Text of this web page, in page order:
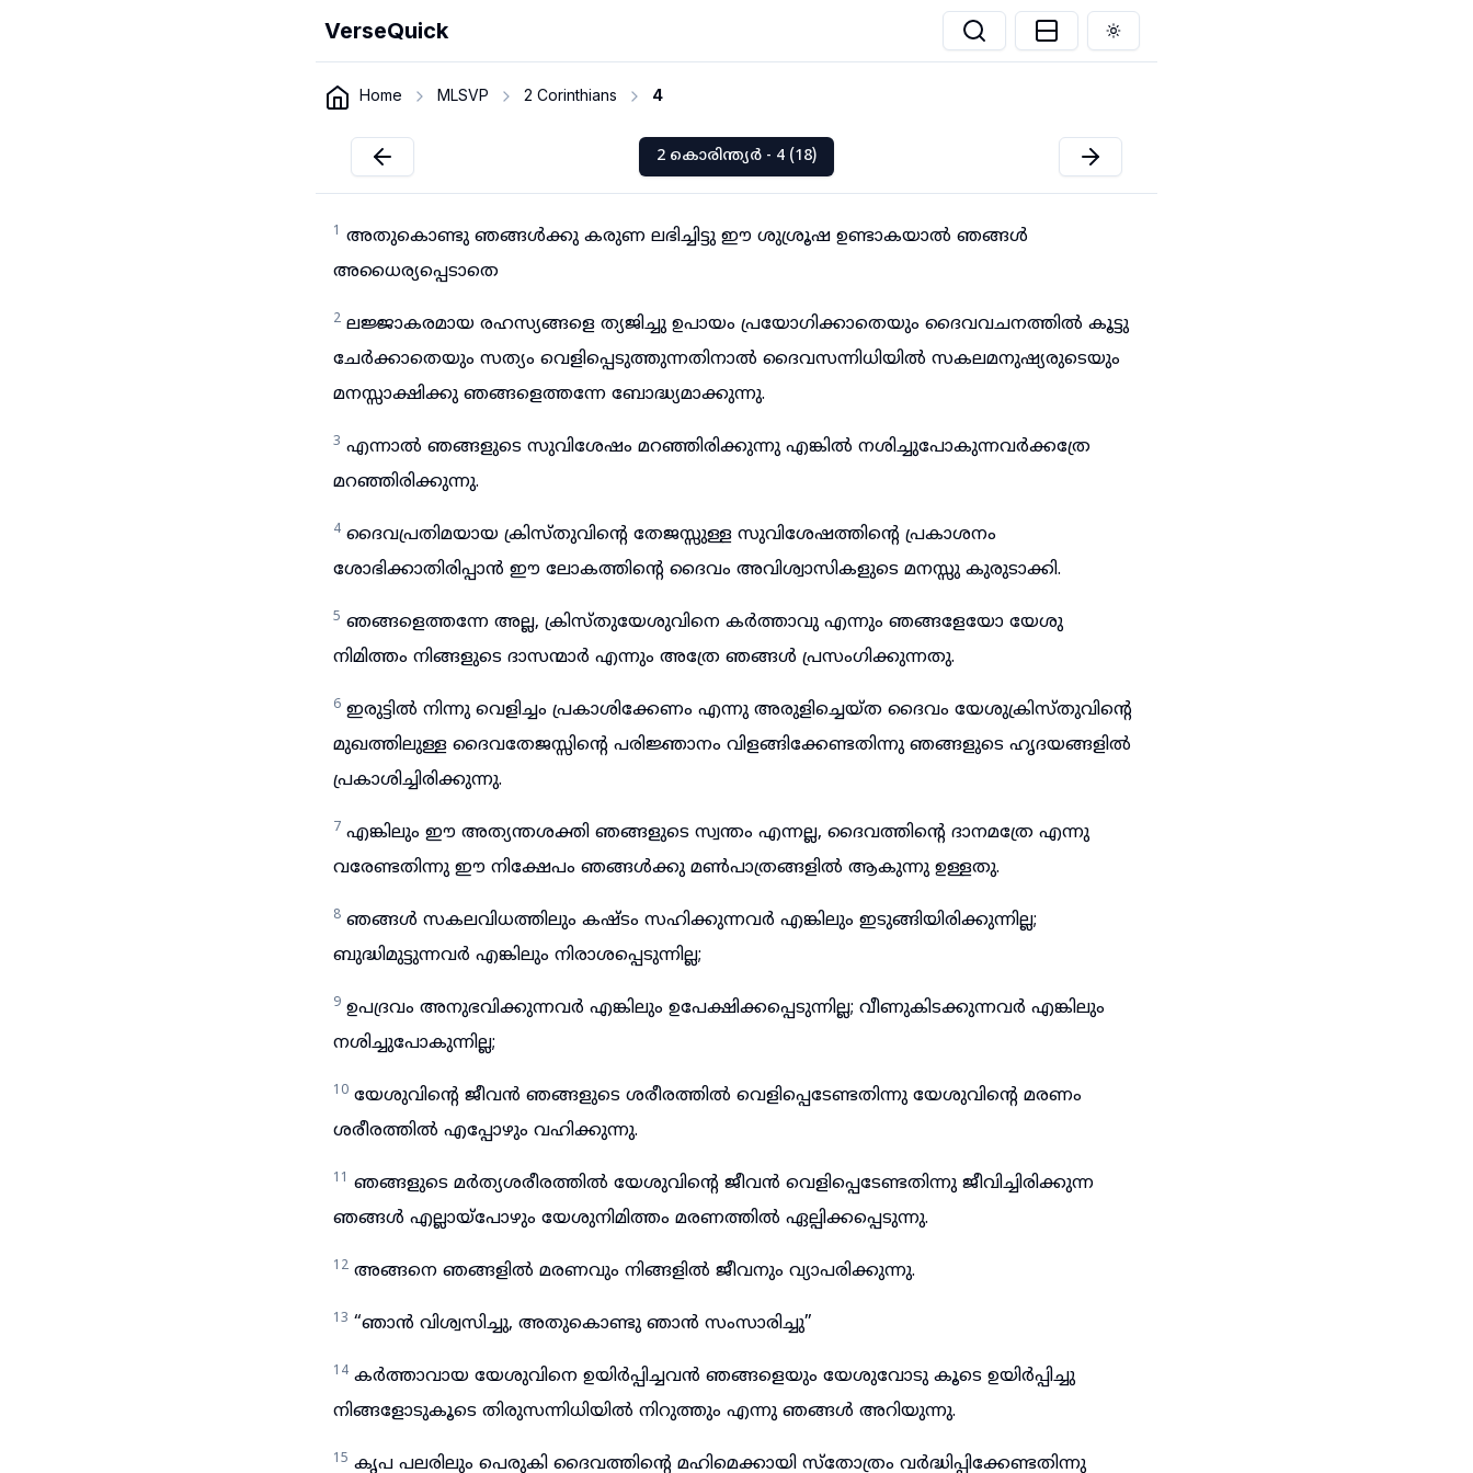
VerseQuick Toggle theme
Home MLSVP 2 Corinthians 4
2 കൊരിന്ത്യർ - 4 (18)
1 അതുകൊണ്ടു ഞങ്ങൾക്കു കരുണ ലഭിച്ചിട്ടു ഈ ശുശ്രൂഷ ഉണ്ടാകയാൽ ഞങ്ങൾ
അധൈര്യപ്പെടാതെ
2 ലജ്ജാകരമായ രഹസ്യങ്ങളെ ത്യജിച്ചു ഉപായം പ്രയോഗിക്കാതെയും ദൈവവചനത്തിൽ കൂട്ടു
ചേർക്കാതെയും സത്യം വെളിപ്പെടുത്തുന്നതിനാൽ ദൈവസന്നിധിയിൽ സകലമനുഷ്യരുടെയും
മനസ്സാക്ഷിക്കു ഞങ്ങളെത്തന്നേ ബോദ്ധ്യമാക്കുന്നു.
3 എന്നാൽ ഞങ്ങളുടെ സുവിശേഷം മറഞ്ഞിരിക്കുന്നു എങ്കിൽ നശിച്ചുപോകുന്നവർക്കത്രേ
മറഞ്ഞിരിക്കുന്നു.
4 ദൈവപ്രതിമയായ ക്രിസ്തുവിന്റെ തേജസ്സുള്ള സുവിശേഷത്തിന്റെ പ്രകാശനം
ശോഭിക്കാതിരിപ്പാൻ ഈ ലോകത്തിന്റെ ദൈവം അവിശ്വാസികളുടെ മനസ്സു കുരുടാക്കി.
5 ഞങ്ങളെത്തന്നേ അല്ല, ക്രിസ്തുയേശുവിനെ കർത്താവു എന്നും ഞങ്ങളേയോ യേശു
നിമിത്തം നിങ്ങളുടെ ദാസന്മാർ എന്നും അത്രേ ഞങ്ങൾ പ്രസംഗിക്കുന്നതു.
6 ഇരുട്ടിൽ നിന്നു വെളിച്ചം പ്രകാശിക്കേണം എന്നു അരുളിച്ചെയ്ത ദൈവം യേശുക്രിസ്തുവിന്റെ
മുഖത്തിലുള്ള ദൈവതേജസ്സിന്റെ പരിജ്ഞാനം വിളങ്ങിക്കേണ്ടതിന്നു ഞങ്ങളുടെ ഹൃദയങ്ങളിൽ
പ്രകാശിച്ചിരിക്കുന്നു.
7 എങ്കിലും ഈ അത്യന്തശക്തി ഞങ്ങളുടെ സ്വന്തം എന്നല്ല, ദൈവത്തിന്റെ ദാനമത്രേ എന്നു
വരേണ്ടതിന്നു ഈ നിക്ഷേപം ഞങ്ങൾക്കു മൺപാത്രങ്ങളിൽ ആകുന്നു ഉള്ളതു.
8 ഞങ്ങൾ സകലവിധത്തിലും കഷ്ടം സഹിക്കുന്നവർ എങ്കിലും ഇടുങ്ങിയിരിക്കുന്നില്ല;
ബുദ്ധിമുട്ടുന്നവർ എങ്കിലും നിരാശപ്പെടുന്നില്ല;
9 ഉപദ്രവം അനുഭവിക്കുന്നവർ എങ്കിലും ഉപേക്ഷിക്കപ്പെടുന്നില്ല; വീണുകിടക്കുന്നവർ എങ്കിലും
നശിച്ചുപോകുന്നില്ല;
10 യേശുവിന്റെ ജീവൻ ഞങ്ങളുടെ ശരീരത്തിൽ വെളിപ്പെടേണ്ടതിന്നു യേശുവിന്റെ മരണം
ശരീരത്തിൽ എപ്പോഴും വഹിക്കുന്നു.
11 ഞങ്ങളുടെ മർത്യശരീരത്തിൽ യേശുവിന്റെ ജീവൻ വെളിപ്പെടേണ്ടതിന്നു ജീവിച്ചിരിക്കുന്ന
ഞങ്ങൾ എല്ലായ്പോഴും യേശുനിമിത്തം മരണത്തിൽ ഏല്പിക്കപ്പെടുന്നു.
12 അങ്ങനെ ഞങ്ങളിൽ മരണവും നിങ്ങളിൽ ജീവനും വ്യാപരിക്കുന്നു.
13 “ഞാൻ വിശ്വസിച്ചു, അതുകൊണ്ടു ഞാൻ സംസാരിച്ചു”
14 കർത്താവായ യേശുവിനെ ഉയിർപ്പിച്ചവൻ ഞങ്ങളെയും യേശുവോടു കൂടെ ഉയിർപ്പിച്ചു
നിങ്ങളോടുകൂടെ തിരുസന്നിധിയിൽ നിറുത്തും എന്നു ഞങ്ങൾ അറിയുന്നു.
15 കൃപ പലരിലും പെരുകി ദൈവത്തിന്റെ മഹിമെക്കായി സ്തോത്രം വർദ്ധിപ്പിക്കേണ്ടതിന്നു